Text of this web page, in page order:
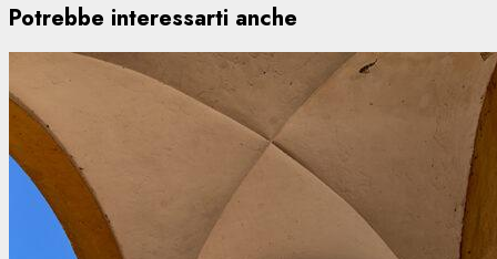
Potrebbe interessarti anche